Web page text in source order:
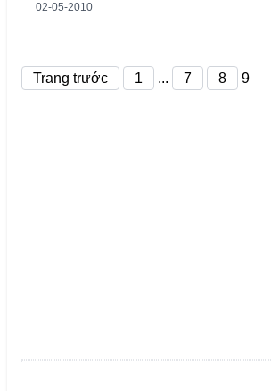
02-05-2010
Trang trước 1 ... 7 8 9